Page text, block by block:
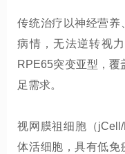
传统治疗以神经营养
病情，无法逆转视
RPE65突变亚型，覆
足需求。
视网膜祖细胞（
体活细胞，具有低免